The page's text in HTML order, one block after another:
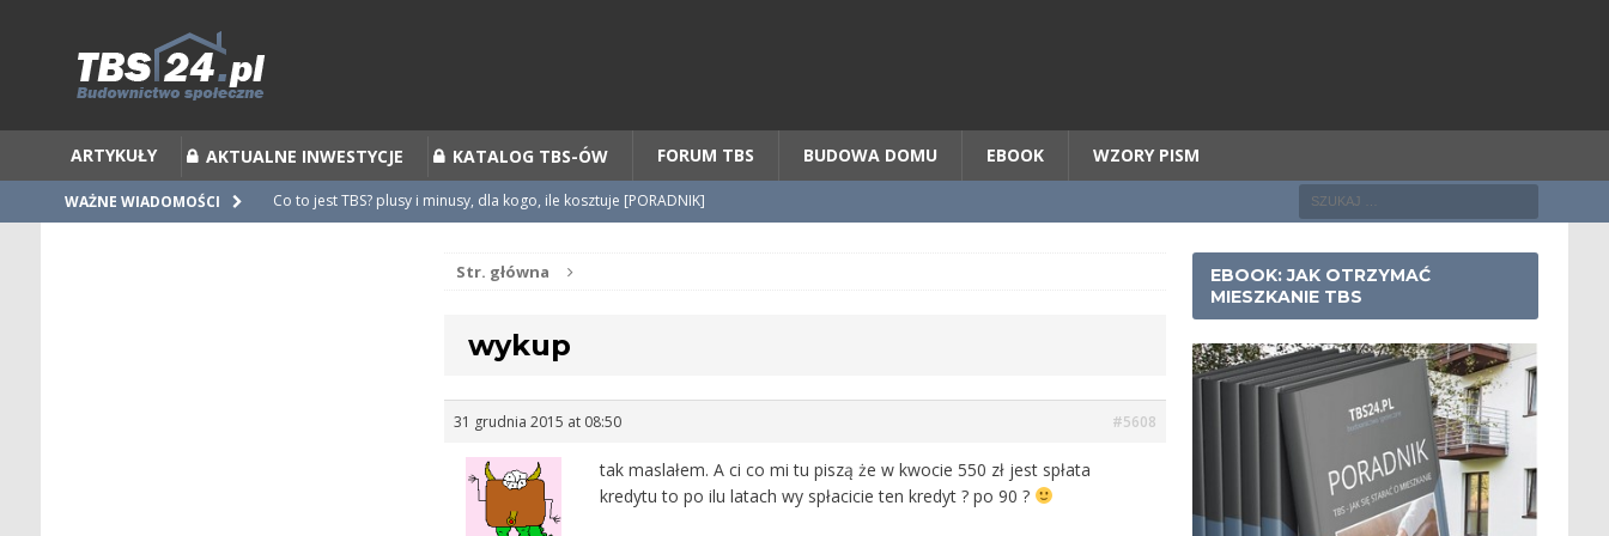
ARTYKUŁY AKTUALNE INWESTYCJE KATALOG TBS-ÓW FORUM TBS BUDOWA DOMU EBOOK WZORY PISM
WAŻNE WIADOMOŚCI
Co to jest TBS? plusy i minusy, dla kogo, ile kosztuje [PORADNIK]
Zalecenia do umów i statutów TBS
Ubiegamy się o mieszkanie z TBS [poradnik] KROK po KROKU
Str. główna
wykup
31 grudnia 2015 at 08:50 #5608
tak maslałem. A ci co mi tu piszą że w kwocie 550 zł jest spłata
kredytu to po ilu latach wy spłacicie ten kredyt ? po 90 ?
EBOOK: JAK OTRZYMAĆ
MIESZKANIE TBS